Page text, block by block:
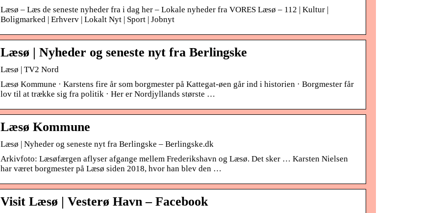
Læsø – Læs de seneste nyheder fra i dag her – Lokale nyheder fra VORES Læsø – 112 | Kultur |
Boligmarked | Erhverv | Lokalt Nyt | Sport | Jobnyt
Læsø | Nyheder og seneste nyt fra Berlingske
Læsø | TV2 Nord
Læsø Kommune · Karstens fire år som borgmester på Kattegat-øen går ind i historien · Borgmester får
lov til at trække sig fra politik · Her er Nordjyllands største …
Læsø Kommune
Læsø | Nyheder og seneste nyt fra Berlingske – Berlingske.dk
Arkivfoto: Læsøfærgen aflyser afgange mellem Frederikshavn og Læsø. Det sker … Karsten Nielsen
har været borgmester på Læsø siden 2018, hvor han blev den …
Visit Læsø | Vesterø Havn – Facebook